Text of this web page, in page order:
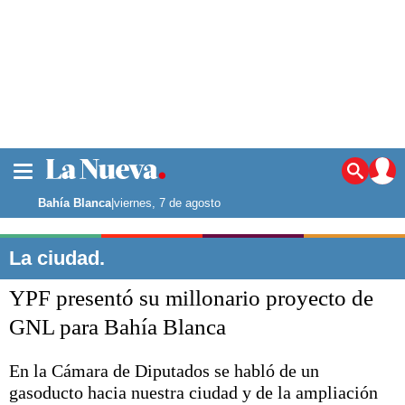
Noticias
La ciudad
Punta Alta
El mundo
Seguridad
Deportes
Escenario Olímpico
Liga del Sur
Bahía Blanca|viernes, 7 de agosto
La ciudad.
YPF presentó su millonario proyecto de
GNL para Bahía Blanca
En la Cámara de Diputados se habló de un
gasoducto hacia nuestra ciudad y de la ampliación